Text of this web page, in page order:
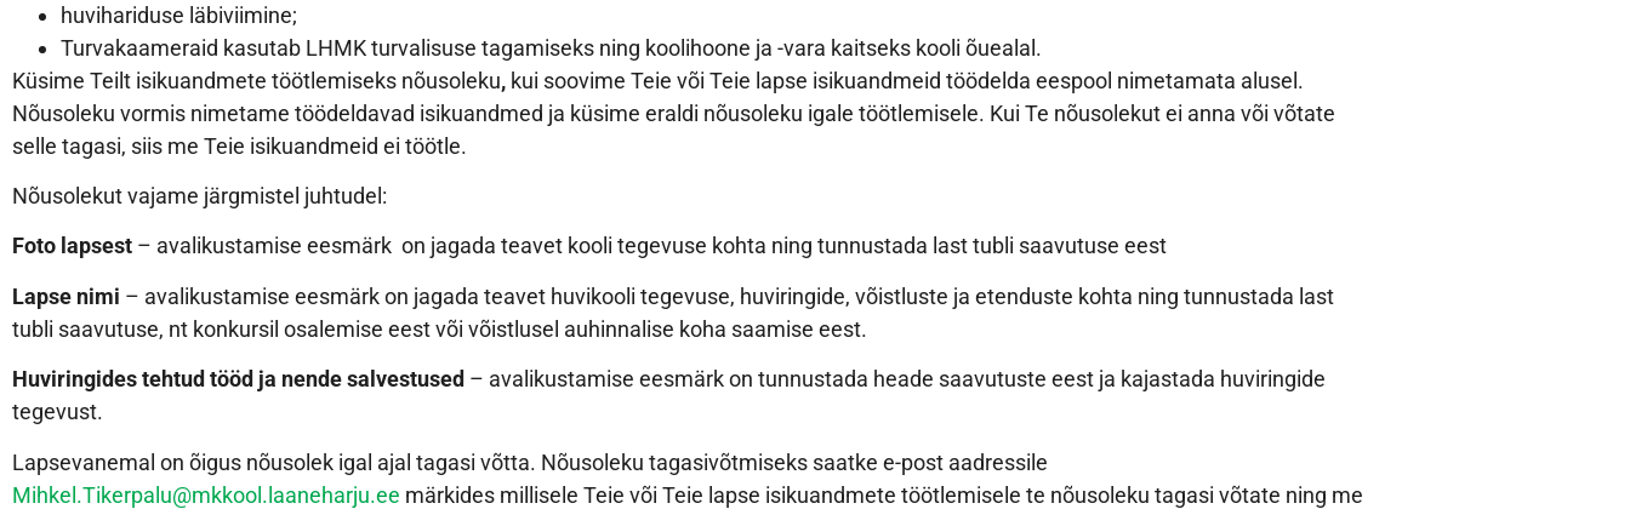
huvihariduse läbiviimine;
Turvakaameraid kasutab LHMK turvalisuse tagamiseks ning koolihoone ja -vara kaitseks kooli õuealal.
Küsime Teilt isikuandmete töötlemiseks nõusoleku, kui soovime Teie või Teie lapse isikuandmeid töödelda eespool nimetamata alusel.
Nõusoleku vormis nimetame töödeldavad isikuandmed ja küsime eraldi nõusoleku igale töötlemisele. Kui Te nõusolekut ei anna või võtate
selle tagasi, siis me Teie isikuandmeid ei töötle.
Nõusolekut vajame järgmistel juhtudel:
Foto lapsest – avalikustamise eesmärk on jagada teavet kooli tegevuse kohta ning tunnustada last tubli saavutuse eest
Lapse nimi – avalikustamise eesmärk on jagada teavet huvikooli tegevuse, huviringide, võistluste ja etenduste kohta ning tunnustada last
tubli saavutuse, nt konkursil osalemise eest või võistlusel auhinnalise koha saamise eest.
Huviringides tehtud tööd ja nende salvestused – avalikustamise eesmärk on tunnustada heade saavutuste eest ja kajastada huviringide
tegevust.
Lapsevanemal on õigus nõusolek igal ajal tagasi võtta. Nõusoleku tagasivõtmiseks saatke e-post aadressile
Mihkel.Tikerpalu@mkkool.laaneharju.ee märkides millisele Teie või Teie lapse isikuandmete töötlemisele te nõusoleku tagasi võtate ning me